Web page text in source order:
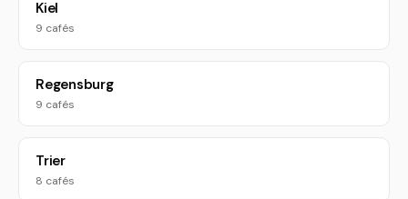
Kiel
9 cafés
Regensburg
9 cafés
Trier
8 cafés